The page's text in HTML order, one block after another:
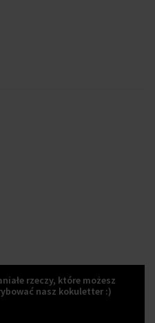
rzeczy, które możesz
nasz kokuletter :)